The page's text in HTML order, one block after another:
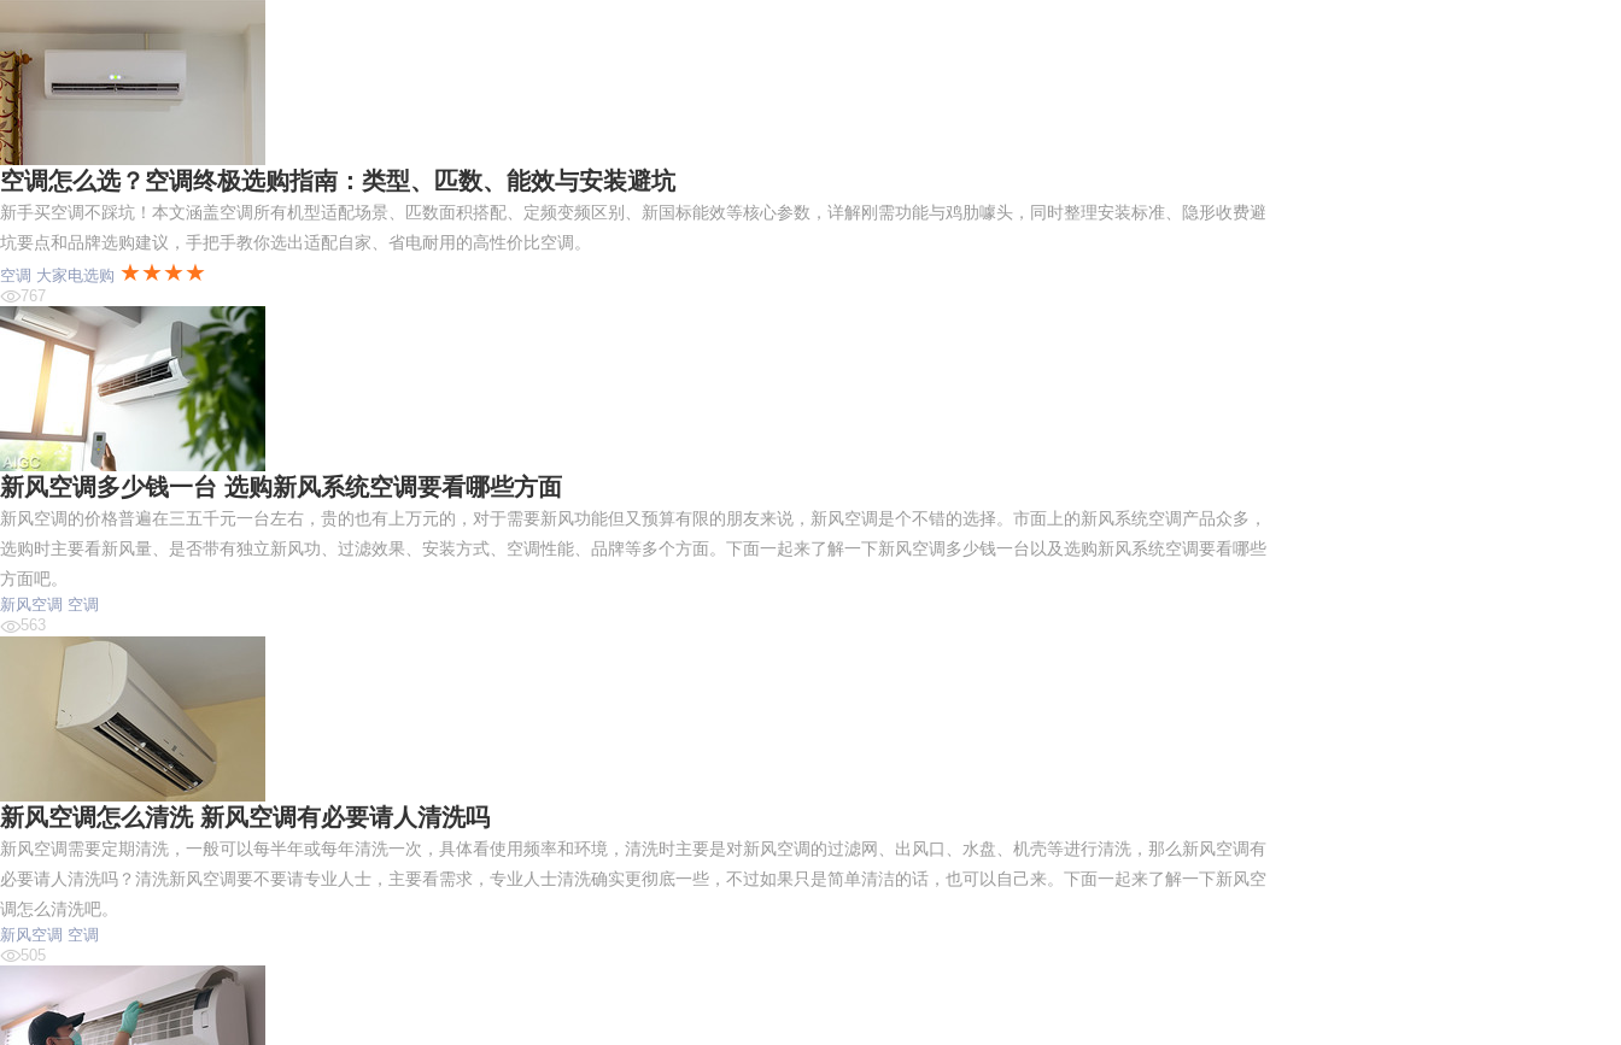
空调怎么选？空调终极选购指南：类型、匹数、能效与安装避坑
新手买空调不踩坑！本文涵盖空调所有机型适配场景、匹数面积搭配、定频变频区别、新国标能效等核心参数，详解刚需功能与鸡肋噱头，同时整理安装标准、隐形收费避
坑要点和品牌选购建议，手把手教你选出适配自家、省电耐用的高性价比空调。
空调 大家电选购 ★★★★
767
新风空调多少钱一台 选购新风系统空调要看哪些方面
新风空调的价格普遍在三五千元一台左右，贵的也有上万元的，对于需要新风功能但又预算有限的朋友来说，新风空调是个不错的选择。市面上的新风系统空调产品众多，
选购时主要看新风量、是否带有独立新风功、过滤效果、安装方式、空调性能、品牌等多个方面。下面一起来了解一下新风空调多少钱一台以及选购新风系统空调要看哪些
方面吧。
新风空调 空调
563
新风空调怎么清洗 新风空调有必要请人清洗吗
新风空调需要定期清洗，一般可以每半年或每年清洗一次，具体看使用频率和环境，清洗时主要是对新风空调的过滤网、出风口、水盘、机壳等进行清洗，那么新风空调有
必要请人清洗吗？清洗新风空调要不要请专业人士，主要看需求，专业人士清洗确实更彻底一些，不过如果只是简单清洁的话，也可以自己来。下面一起来了解一下新风空
调怎么清洗吧。
新风空调 空调
505